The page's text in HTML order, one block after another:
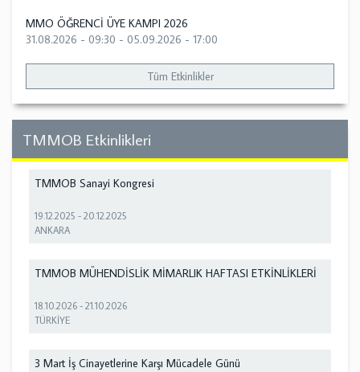
MMO ÖĞRENCİ ÜYE KAMPI 2026
31.08.2026 - 09:30 - 05.09.2026 - 17:00
Tüm Etkinlikler
TMMOB Etkinlikleri
TMMOB Sanayi Kongresi
19.12.2025 -20.12.2025
ANKARA
TMMOB MÜHENDİSLİK MİMARLIK HAFTASI ETKİNLİKLERİ
18.10.2026 -21.10.2026
TÜRKİYE
3 Mart İş Cinayetlerine Karşı Mücadele Günü